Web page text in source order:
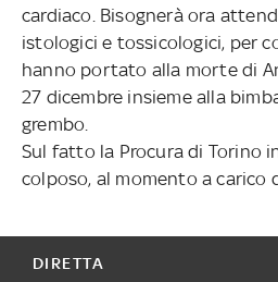
cardiaco. Bisognerà ora
istologici e tossicologici, per
hanno portato alla morte di
27 dicembre insieme alla
grembo.
Sul fatto la Procura di Torino
colposo, al momento a carico
DIRETTA